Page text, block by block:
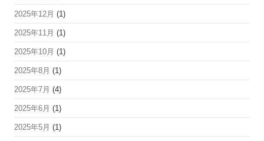
2025年12月 (1)
2025年11月 (1)
2025年10月 (1)
2025年8月 (1)
2025年7月 (4)
2025年6月 (1)
2025年5月 (1)